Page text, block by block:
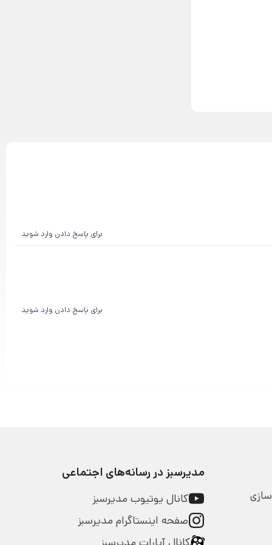
برای پاسخ دادن وارد شوید
برای پاسخ دادن وارد شوید
مدیرسبز در رسانه‌های اجتماعی
کانال یوتیوب مدیرسبز
صفحه اینستاگرام مدیرسبز